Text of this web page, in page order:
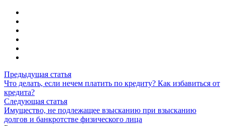
Предыдущая статья
Что делать, если нечем платить по кредиту? Как избавиться от
кредита?
Следующая статья
Имущество, не подлежащее взысканию при взысканию
долгов и банкротстве физического лица